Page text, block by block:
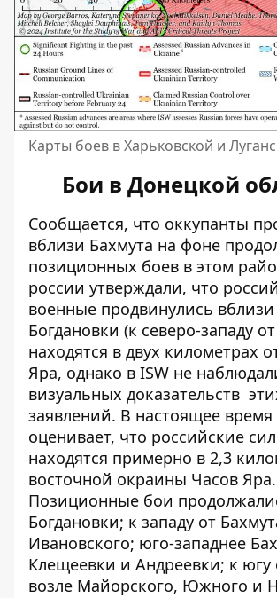
Карты боев в Харьковской и
Бои в Донецкой
Сообщается, что оккупанты
вблизи Бахмута на фоне
позиционных боев в этом
россии утверждали, что
военные продвинулись вблизи
Богдановки (к северо-западу
находятся в двух километрах
Яра, однако в ISW не
визуальных доказательств
заявлений. В настоящее время
оценивает, что российские
находятся примерно в 2,3
восточной окраины Часов Яра.
Позиционные бои
Богдановки; к западу от
Ивановского; юго-западнее
Клещеевки и Андреевки; к югу
возле Майорского, Южного и